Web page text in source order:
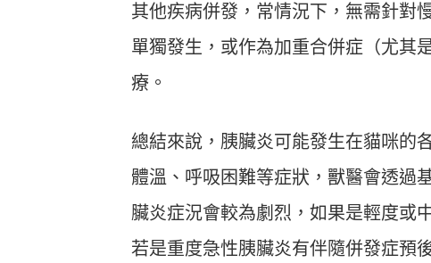
其他疾病併發，常情況下，無需針對
單獨發生，或作為加重合併症（尤其
療。
總結來說，胰臟炎可能發生在貓咪的
體溫、呼吸困難等症狀，獸醫會透過
臟炎症況會較為劇烈，如果是輕度或
若是重度急性胰臟炎有伴隨併發症預